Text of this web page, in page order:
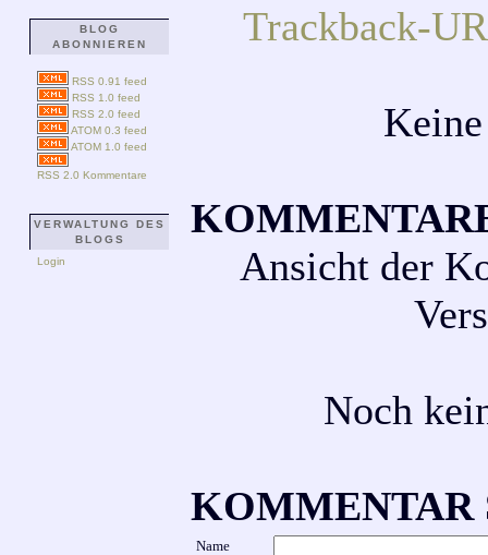
BLOG
ABONNIEREN
RSS 0.91 feed
RSS 1.0 feed
RSS 2.0 feed
ATOM 0.3 feed
ATOM 1.0 feed
RSS 2.0 Kommentare
VERWALTUNG DES
BLOGS
Login
Trackback-
Ansicht der
Noch
KOMMENTAR
Name